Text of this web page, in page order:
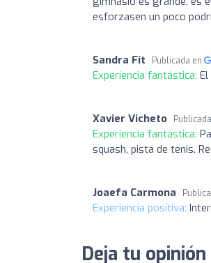
esforzasen un poco
Sandra Fit Publicada en
Experiencia fantástica:
Xavier Vicheto
Experiencia fantástica:
squash, pista de tenis.
Joaefa Carmona
Experiencia positiva:
Deja tu opinión